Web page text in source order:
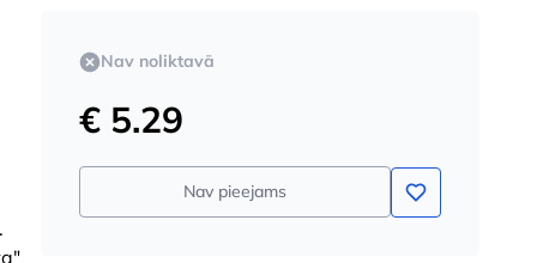
Nav noliktavā
€ 5.29
Nav pieejams